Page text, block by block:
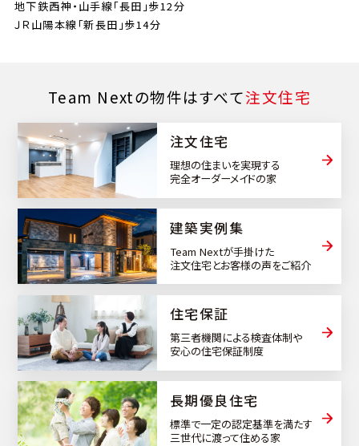
地下鉄西神・山手線「長田」歩12分
ＪＲ山陽本線「新長田」歩14分
Team Nextの物件はすべて注文住宅
注文住宅
理想の住まいを実現する
完全オーダーメイドの家
建築実例集
Team Nextが手掛けた
注文住宅とお客様の声をご紹介
住宅保証
第三者機関による検査体制や
安心の住宅保証制度
⻑期優良住宅
標準で一定の認定基準を満たす
三世代に渡って住める家